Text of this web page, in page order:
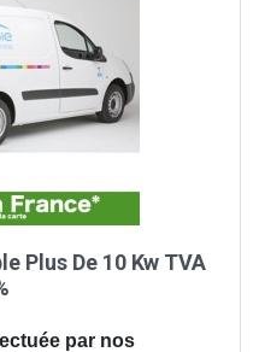
Plus De 10 Kw TVA
par nos